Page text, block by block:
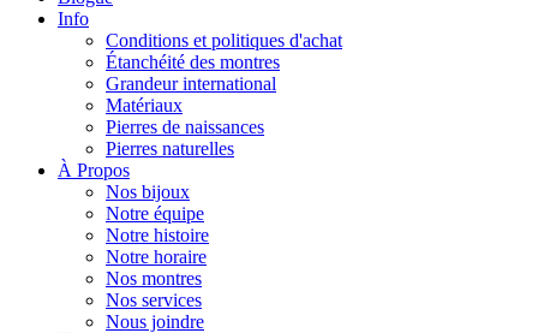
Info
Conditions et politiques d'achat
Étanchéité des montres
Grandeur international
Matériaux
Pierres de naissances
Pierres naturelles
À Propos
Nos bijoux
Notre équipe
Notre histoire
Notre horaire
Nos montres
Nos services
Nous joindre